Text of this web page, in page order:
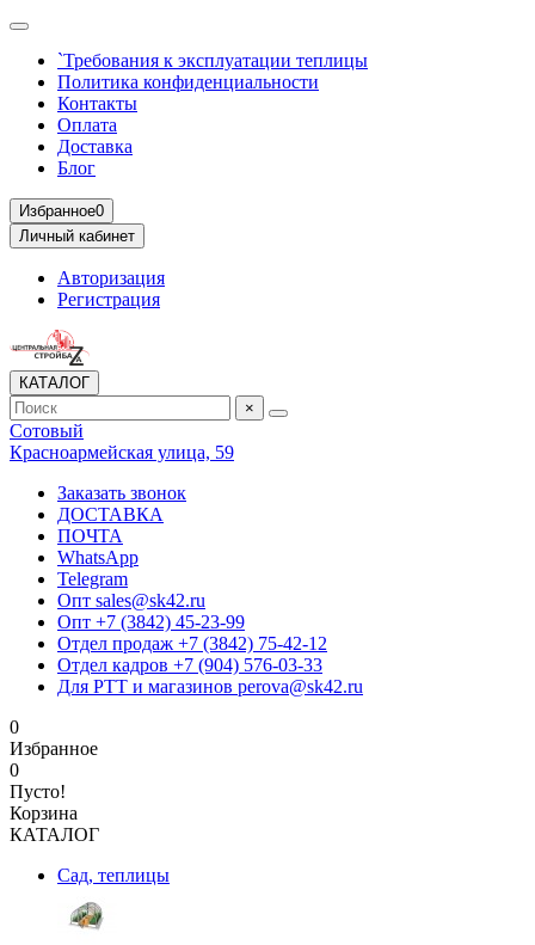
`Требования к эксплуатации теплицы
Политика конфиденциальности
Контакты
Оплата
Доставка
Блог
Избранное0
Личный кабинет
Авторизация
Регистрация
КАТАЛОГ
×
Сотовый
Красноармейская улица, 59
Заказать звонок
ДОСТАВКА
ПОЧТА
WhatsApp
Telegram
Опт sales@sk42.ru
Опт +7 (3842) 45-23-99
Отдел продаж +7 (3842) 75-42-12
Отдел кадров +7 (904) 576-03-33
Для РТТ и магазинов perova@sk42.ru
0
Избранное
0
Пусто!
Корзина
КАТАЛОГ
Сад, теплицы